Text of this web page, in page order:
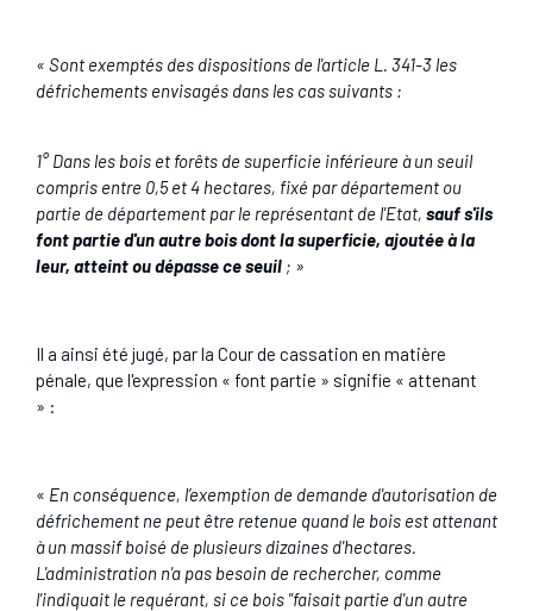
« Sont exemptés des dispositions de l'article L. 341-3 les
défrichements envisagés dans les cas suivants :
1° Dans les bois et forêts de superficie inférieure à un seuil
compris entre 0,5 et 4 hectares, fixé par département ou
partie de département par le représentant de l'Etat, sauf s'ils
font partie d'un autre bois dont la superficie, ajoutée à la
leur, atteint ou dépasse ce seuil ; »
Il a ainsi été jugé, par la Cour de cassation en matière
pénale, que l'expression « font partie » signifie « attenant
» :
« En conséquence, l’exemption de demande d'autorisation de
défrichement ne peut être retenue quand le bois est attenant
à un massif boisé de plusieurs dizaines d'hectares.
L'administration n'a pas besoin de rechercher, comme
l'indiquait le requérant, si ce bois "faisait partie d'un autre